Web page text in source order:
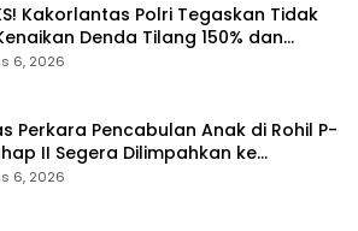
Kakorlantas Polri Tegaskan Tidak
Denda Tilang 150% dan
Manual Menyeluruh
6, 2026
Perkara Pencabulan Anak di Rohil P-
II Segera Dilimpahkan ke
6, 2026